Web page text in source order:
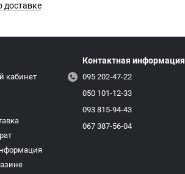
доставке
кабинет
Контактная информация
095 202-47-22
050 101-12-33
093 815-94-43
067 387-56-04